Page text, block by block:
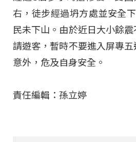
右，徒步經過坍方處並安全
民未下山。由於近日大小餘
請遊客，暫時不要進入屏專
意外，危及自身安全。
責任編輯：孫立婷